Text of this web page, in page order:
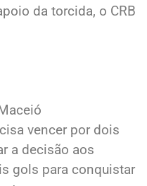
da torcida, o CRB
vencer por dois
a decisão aos
gols para conquistar